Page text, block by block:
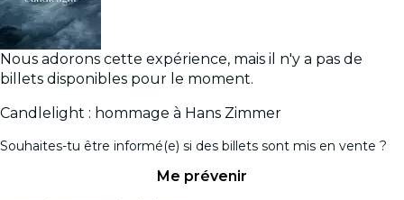
Nous adorons cette expérience, mais il n'y a pas de
billets disponibles pour le moment.
Candlelight : hommage à Hans Zimmer
Souhaites-tu être informé(e) si des billets sont mis en vente ?
Me prévenir